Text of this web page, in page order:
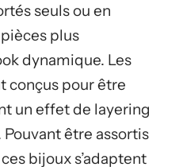
seuls ou en
plus
dynamique. Les
conçus pour être
un effet de layering
être assortis
bijoux s’adaptent